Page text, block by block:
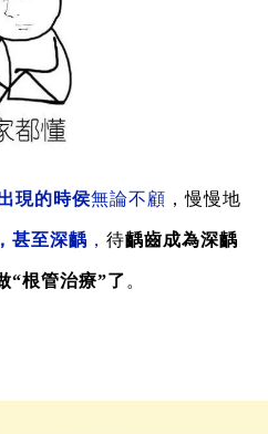
現的時侯無論不顧 ，慢慢地
甚至深齲 ，待齲齒成為深齲
“根管治療”了 。